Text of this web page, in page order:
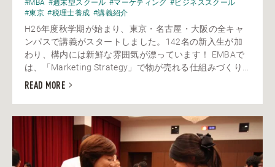
#MBA #週末型スクール #マーケティング #ビジネススクール
#東京 #税理士養成 #講義紹介
H26年度秋学期が始まり、東京・名古屋・大阪の全キャ
ンパスで講義がスタートしました。142名の新入生が加
わり、構内には新鮮な雰囲気が漂っています！ EMBAで
は、「Marketing Strategy」で物が売れる仕組みづくり...
READ MORE